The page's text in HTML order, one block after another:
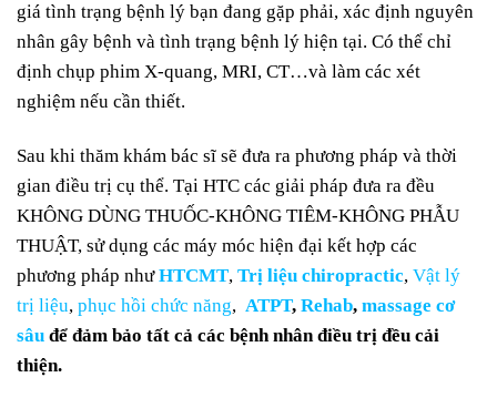
giá tình trạng bệnh lý bạn đang gặp phải, xác định nguyên
nhân gây bệnh và tình trạng bệnh lý hiện tại. Có thể chỉ
định chụp phim X-quang, MRI, CT…và làm các xét
nghiệm nếu cần thiết.
Sau khi thăm khám bác sĩ sẽ đưa ra phương pháp và thời
gian điều trị cụ thể. Tại HTC các giải pháp đưa ra đều
KHÔNG DÙNG THUỐC-KHÔNG TIÊM-KHÔNG PHẪU
THUẬT, sử dụng các máy móc hiện đại kết hợp các
phương pháp nhưHTCMT, Trị liệu chiropractic, Vật lý
trị liệu, phục hồi chức năng, ATPT, Rehab, massage cơ
sâu để đảm bảo tất cả các bệnh nhân điều trị đều cải
thiện.